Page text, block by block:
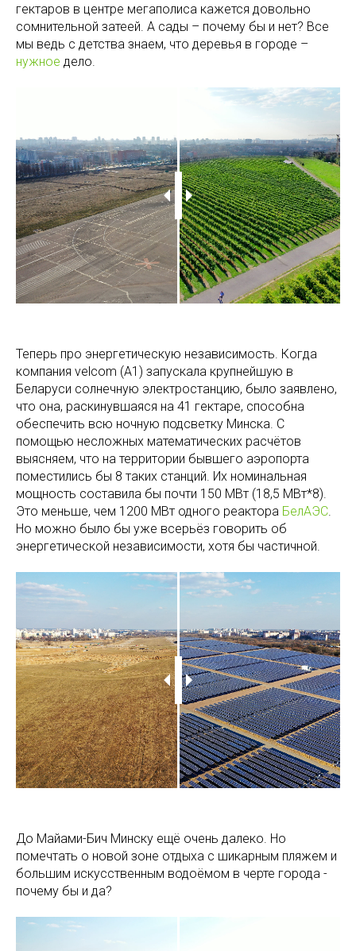
гектаров в центре мегаполиса кажется довольно
сомнительной затеей. А сады – почему бы и нет? Все
мы ведь с детства знаем, что деревья в городе –
нужное дело.
Теперь про энергетическую независимость. Когда
компания velcom (A1) запускала крупнейшую в
Беларуси солнечную электростанцию, было заявлено,
что она, раскинувшаяся на 41 гектаре, способна
обеспечить всю ночную подсветку Минска. С
помощью несложных математических расчётов
выясняем, что на территории бывшего аэропорта
поместились бы 8 таких станций. Их номинальная
мощность составила бы почти 150 МВт (18,5 МВт*8).
Это меньше, чем 1200 МВт одного реактора БелАЭС.
Но можно было бы уже всерьёз говорить об
энергетической независимости, хотя бы частичной.
До Майами-Бич Минску ещё очень далеко. Но
помечтать о новой зоне отдыха с шикарным пляжем и
большим искусственным водоёмом в черте города -
почему бы и да?